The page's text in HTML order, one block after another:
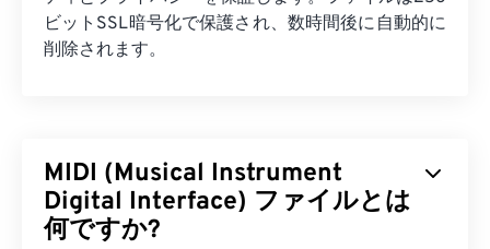
ビットSSL暗号化で保護され、数時間後に自動的に
削除されます。
MIDI (Musical Instrument
Digital Interface) ファイルとは
何ですか?